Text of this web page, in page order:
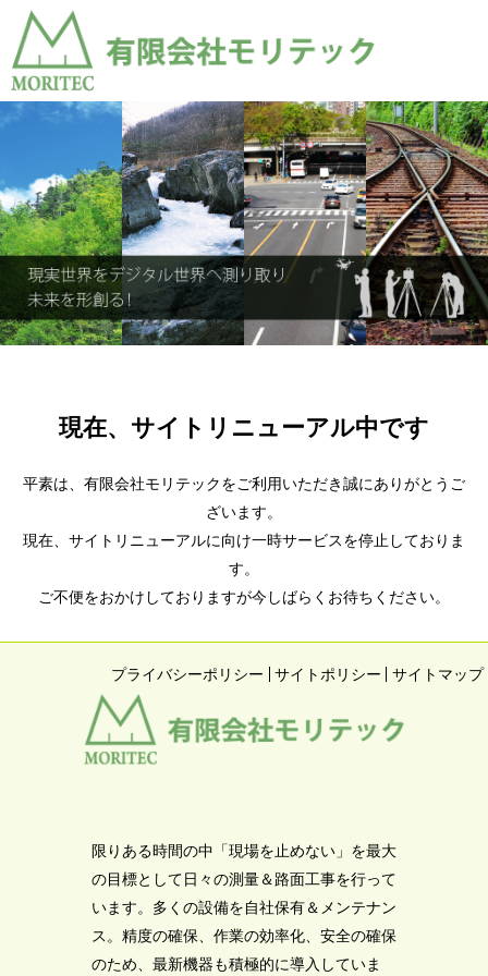
現在、サイトリニューアル中です
平素は、有限会社モリテックをご利用いただき誠にありがとうご
ざいます。
現在、サイトリニューアルに向け一時サービスを停止しておりま
す。
ご不便をおかけしておりますが今しばらくお待ちください。
プライバシーポリシー サイトポリシー サイトマップ
限りある時間の中「現場を止めない」を最大
の目標として日々の測量＆路面工事を行って
います。多くの設備を自社保有＆メンテナン
ス。精度の確保、作業の効率化、安全の確保
のため、最新機器も積極的に導入していま